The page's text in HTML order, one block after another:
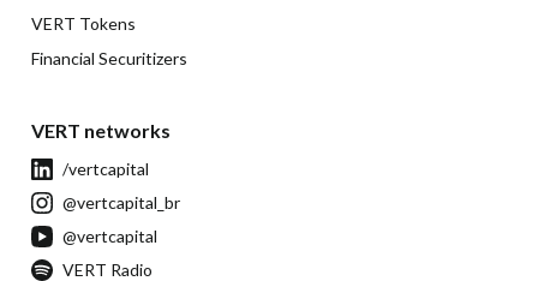
VERT Tokens
Financial Securitizers
VERT networks
/vertcapital
@vertcapital_br
@vertcapital
VERT Radio